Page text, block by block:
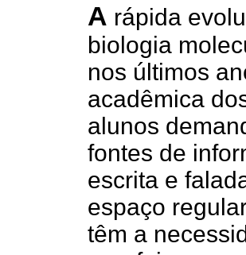
A rápida
biologia
nos últimos
acadêmica
alunos
fontes de
escrita e
espaço
têm a